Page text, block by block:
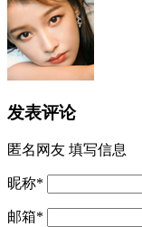
发表评论
匿名网友 填写信息
昵称*
邮箱*